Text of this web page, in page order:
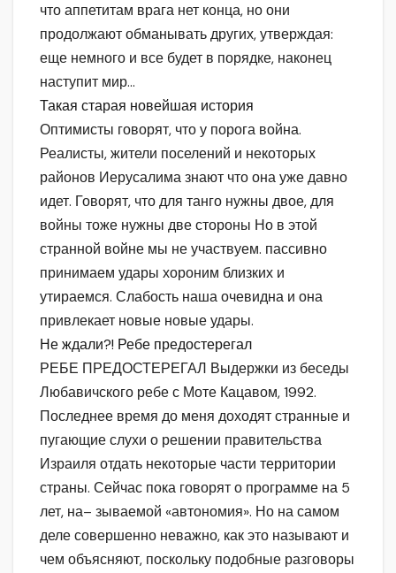
что аппетитам врага нет конца, но они
продолжают обманывать других, утверждая:
еще немного и все будет в порядке, наконец
наступит мир…
Такая старая новейшая история
Оптимисты говорят, что у порога война.
Реалисты, жители поселений и некоторых
районов Иерусалима знают что она уже давно
идет. Говорят, что для танго нужны двое, для
войны тоже нужны две стороны Но в этой
странной войне мы не участвуем. пассивно
принимаем удары хороним близких и
утираемся. Слабость наша очевидна и она
привлекает новые новые удары.
Не ждали?! Ребе предостерегал
РЕБЕ ПРЕДОСТЕРЕГАЛ Выдержки из беседы
Любавичского ребе с Моте Кацавом, 1992.
Последнее время до меня доходят странные и
пугающие слухи о решении правительства
Израиля отдать некоторые части территории
страны. Сейчас пока говорят о программе на 5
лет, на– зываемой «автономия». Но на самом
деле совершенно неважно, как это называют и
чем объясняют, поскольку подобные разговоры